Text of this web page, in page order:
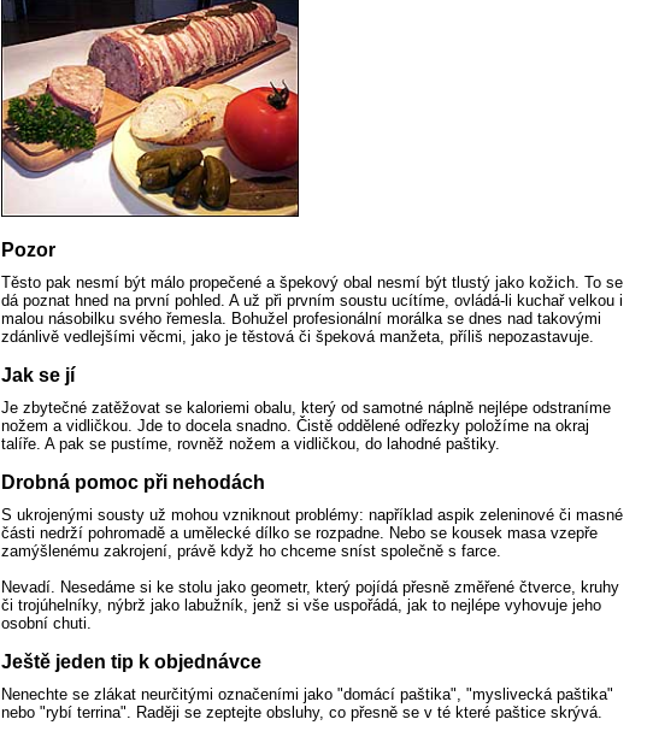
Pozor
Těsto pak nesmí být málo propečené a špekový obal nesmí být tlustý jako kožich. To se
dá poznat hned na první pohled. A už při prvním soustu ucítíme, ovládá-li kuchař velkou i
malou násobilku svého řemesla. Bohužel profesionální morálka se dnes nad takovými
zdánlivě vedlejšími věcmi, jako je těstová či špeková manžeta, příliš nepozastavuje.
Jak se jí
Je zbytečné zatěžovat se kaloriemi obalu, který od samotné náplně nejlépe odstraníme
nožem a vidličkou. Jde to docela snadno. Čistě oddělené odřezky položíme na okraj
talíře. A pak se pustíme, rovněž nožem a vidličkou, do lahodné paštiky.
Drobná pomoc při nehodách
S ukrojenými sousty už mohou vzniknout problémy: například aspik zeleninové či masné
části nedrží pohromadě a umělecké dílko se rozpadne. Nebo se kousek masa vzepře
zamýšlenému zakrojení, právě když ho chceme sníst společně s farce.
Nevadí. Nesedáme si ke stolu jako geometr, který pojídá přesně změřené čtverce, kruhy
či trojúhelníky, nýbrž jako labužník, jenž si vše uspořádá, jak to nejlépe vyhovuje jeho
osobní chuti.
Ještě jeden tip k objednávce
Nenechte se zlákat neurčitými označeními jako "domácí paštika", "myslivecká paštika"
nebo "rybí terrina". Raději se zeptejte obsluhy, co přesně se v té které paštice skrývá.